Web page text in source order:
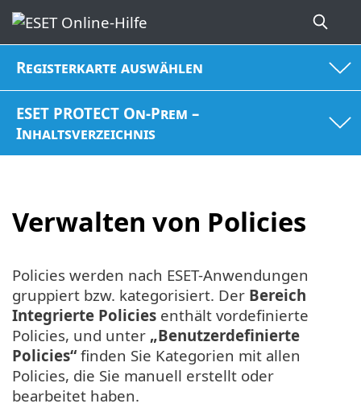
Registerkarte auswählen
ESET PROTECT On-Prem –
Inhaltsverzeichnis
Verwalten von Policies
Policies werden nach ESET-Anwendungen
gruppiert bzw. kategorisiert. Der Bereich
Integrierte Policies enthält vordefinierte
Policies, und unter „Benutzerdefinierte
Policies“ finden Sie Kategorien mit allen
Policies, die Sie manuell erstellt oder
bearbeitet haben.